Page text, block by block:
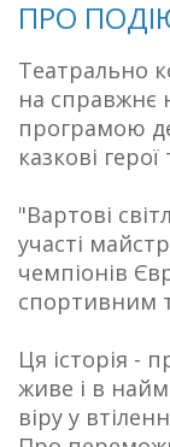
ПРО
Театрально
на справжнє
програмою
казкові
"Вартові
участі
чемпіонів
спортивним
Ця історія -
живе і в
віру у